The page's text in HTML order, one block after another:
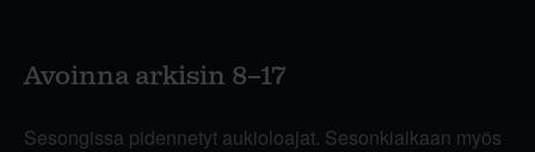
Avoinna arkisin 8–17
Sesongissa pidennetyt aukioloajat. Sesonkiaikaan myös